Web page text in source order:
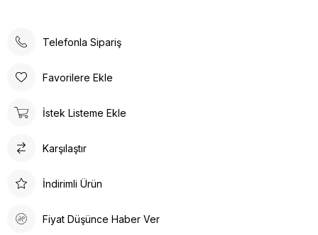
Telefonla Sipariş
Favorilere Ekle
İstek Listeme Ekle
Karşılaştır
İndirimli Ürün
Fiyat Düşünce Haber Ver